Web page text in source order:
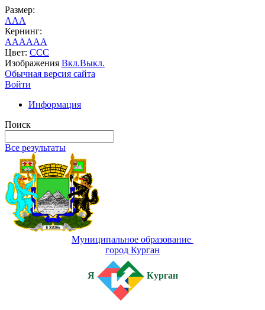
Размер:
AAA
Кернинг:
AAAAAA
Цвет: CCC
Изображения Вкл.Выкл.
Обычная версия сайта
Войти
Информация
Поиск
Все результаты
Муниципальное образование
город Курган
Я Курган